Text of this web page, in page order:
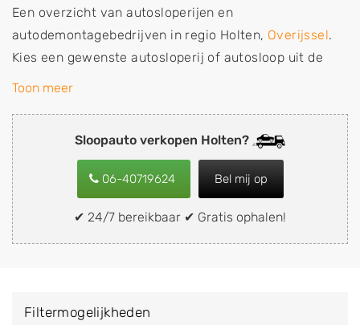
Sloopauto verkopen Holten?
06-40719624 Bel mij op
✔ 24/7 bereikbaar ✔ Gratis ophalen!
Een overzicht van autosloperijen en
autodemontagebedrijven in regio Holten, Overijssel.
Kies een gewenste autosloperij of autosloop uit de
lijst die gespecialiseerd is in de verkoop van
de inkoop van sloopauto's, schadeauto's en
tweedehands auto's (ook zonder apk keuring). Wilt u
uw auto, camper, vrachtwagen, motor of brommobiel
snel en eenvoudig verkopen aan een
demontagebedrijf in de buurt, deze zelf wegbrengen
naar de sloop of deze liever laten ophalen op een
van Holten en ontvang een vergoeding voor uw oude
Toon meer
Filtermogelijkheden